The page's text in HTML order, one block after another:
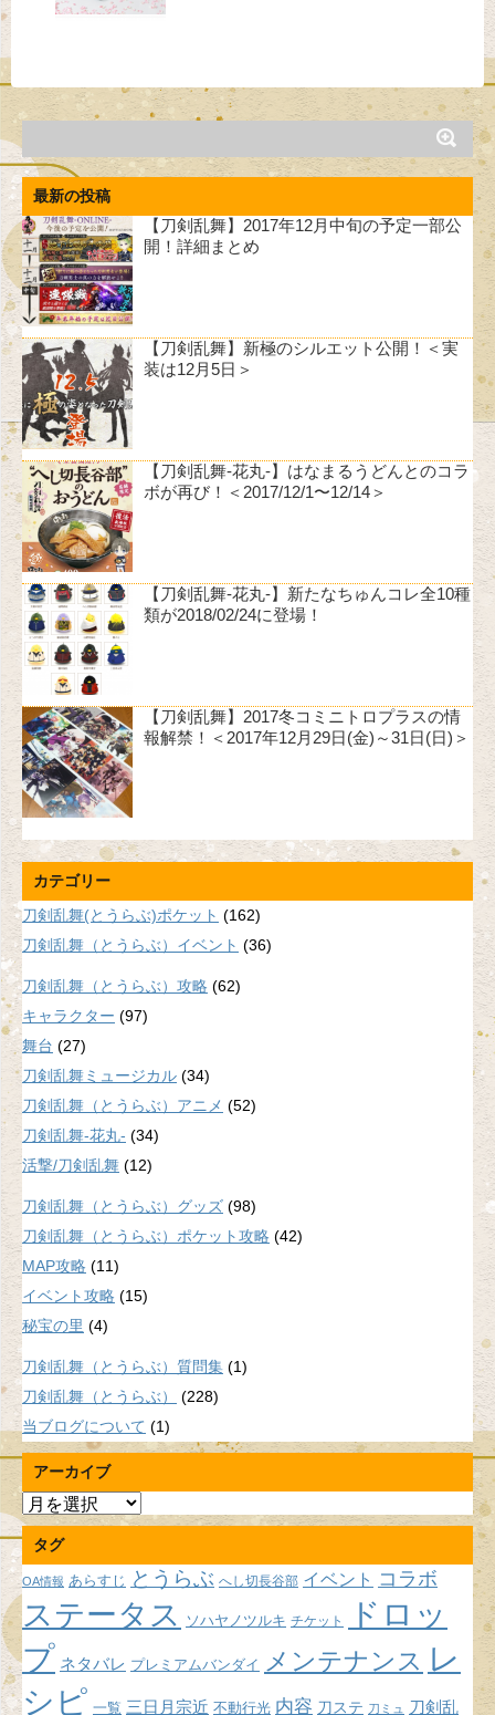
最新の投稿
【刀剣乱舞】2017年12月中旬の予定一部公
開！詳細まとめ
【刀剣乱舞】新極のシルエット公開！＜実
装は12月5日＞
【刀剣乱舞-花丸-】はなまるうどんとのコラ
ボが再び！＜2017/12/1〜12/14＞
【刀剣乱舞-花丸-】新たなちゅんコレ全10種
類が2018/02/24に登場！
【刀剣乱舞】2017冬コミニトロプラスの情
報解禁！＜2017年12月29日(金)～31日(日)＞
カテゴリー
刀剣乱舞(とうらぶ)ポケット (162)
刀剣乱舞（とうらぶ）イベント (36)
刀剣乱舞（とうらぶ）攻略 (62)
キャラクター (97)
舞台 (27)
刀剣乱舞ミュージカル (34)
刀剣乱舞（とうらぶ）アニメ (52)
刀剣乱舞-花丸- (34)
活撃/刀剣乱舞 (12)
刀剣乱舞（とうらぶ）グッズ (98)
刀剣乱舞（とうらぶ）ポケット攻略 (42)
MAP攻略 (11)
イベント攻略 (15)
秘宝の里 (4)
刀剣乱舞（とうらぶ）質問集 (1)
刀剣乱舞（とうらぶ）
(228)
当ブログについて (1)
アーカイブ
ア
ー
カ
イ
ブ
タグ
OA情報 あらすじ とうらぶ へし切長谷部 イベント コラボ
ステータス ソハヤノツルキ チケット
ドロッ
プ ネタバレ プレミアムバンダイ メンテナンス レ
シピ 一覧 三日月宗近 不動行光 内容 刀ステ 刀ミュ 刀剣乱